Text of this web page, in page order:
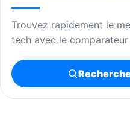
Trouvez rapidement le
tech avec le comparateur